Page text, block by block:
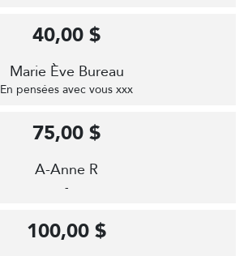
Marie Ève Bureau
En pensées avec vous xxx
40,00 $
A-Anne R
-
75,00 $
100,00 $